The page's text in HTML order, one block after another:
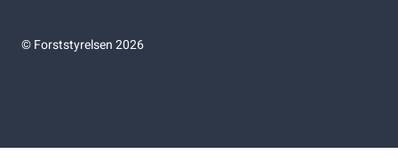
©Forststyrelsen 2026